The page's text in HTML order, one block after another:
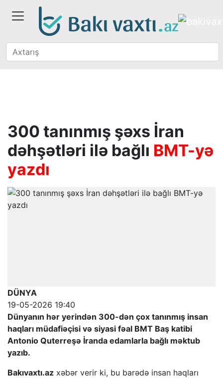
300 tanınmış şəxs İran
dəhşətləri ilə bağlı BMT-yə
yazdı
DÜNYA
19-05-2026 19:40
Dünyanın hər yerindən 300-dən çox tanınmış insan
haqları müdafiəçisi və siyasi fəal BMT Baş katibi
Antonio Quterreşə İranda edamlarla bağlı məktub
yazıb.
Bakıvaxtı.az xəbər verir ki, bu barədə insan haqları